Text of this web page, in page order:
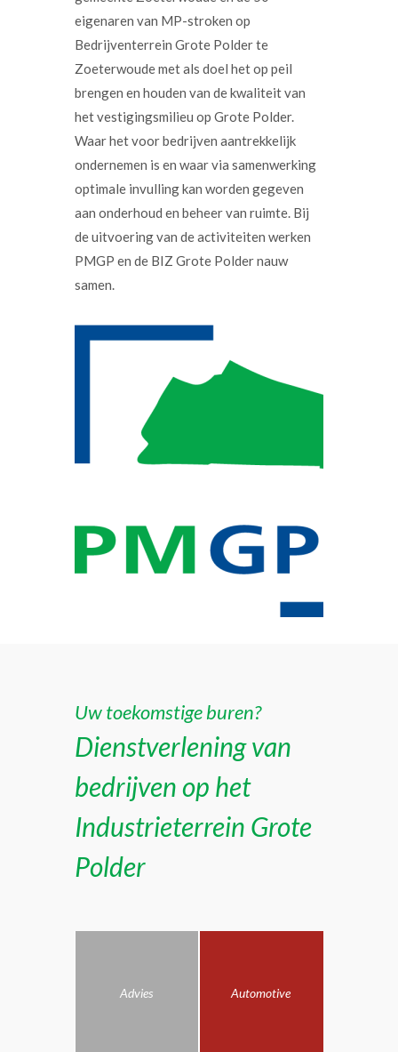
eigenaren van MP-stroken op
Bedrijventerrein Grote Polder te
Zoeterwoude met als doel het op peil
brengen en houden van de kwaliteit van
het vestigingsmilieu op Grote Polder.
Waar het voor bedrijven aantrekkelijk
ondernemen is en waar via samenwerking
optimale invulling kan worden gegeven
aan onderhoud en beheer van ruimte. Bij
de uitvoering van de activiteiten werken
PMGP en de BIZ Grote Polder nauw
samen.
Uw toekomstige buren?
Dienstverlening van
bedrijven op het
Industrieterrein Grote
Polder
Advies Automotive